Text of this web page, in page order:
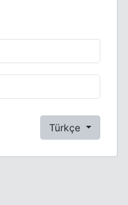
Türkçe